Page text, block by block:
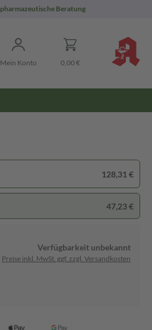
pharmazeutische Beratung
Mein Konto 0,00 €
128,31 €
47,23 €
Verfügbarkeit unbekannt
Preise inkl. MwSt. ggf. zzgl. Versandkosten